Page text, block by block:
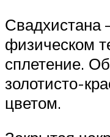
Свадхистана
физическом
сплетение.
золотисто-
цветом.